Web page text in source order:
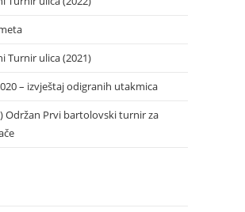
Turnir ulica (2021)
– izvještaj odigranih utakmica
Održan Prvi bartolovski turnir za